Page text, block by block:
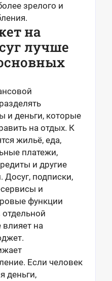
зрелого и
на
лучше
и деньги, которые
на отдых. К
жильё, еда,
платежи,
и другие
Досуг, подписки,
и
функции
влияет на
Если человек
деньги,